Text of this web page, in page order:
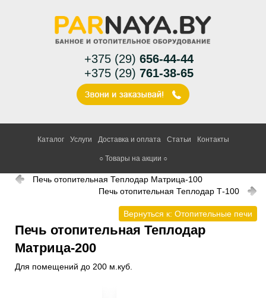
+375 (29) 656-44-44
+375 (29) 761-38-65
Каталог Услуги Доставка и оплата Статьи Контакты
○ Товары на акции ○
Печь отопительная Теплодар Матрица-100
Печь отопительная Теплодар Т-100
Вернуться к: Отопительные печи
Печь отопительная Теплодар
Матрица-200
Для помещений до 200 м.куб.